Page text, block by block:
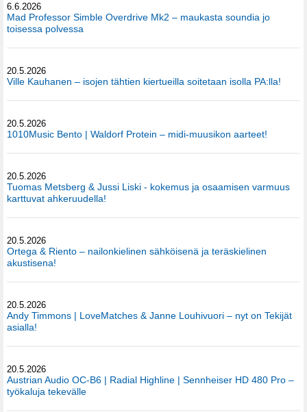
6.6.2026
Mad Professor Simble Overdrive Mk2 – maukasta soundia jo
toisessa polvessa
20.5.2026
Ville Kauhanen – isojen tähtien kiertueilla soitetaan isolla PA:lla!
20.5.2026
1010Music Bento | Waldorf Protein – midi-muusikon aarteet!
20.5.2026
Tuomas Metsberg & Jussi Liski - kokemus ja osaamisen varmuus
karttuvat ahkeruudella!
20.5.2026
Ortega & Riento – nailonkielinen sähköisenä ja teräskielinen
akustisena!
20.5.2026
Andy Timmons | LoveMatches & Janne Louhivuori – nyt on Tekijät
asialla!
20.5.2026
Austrian Audio OC-B6 | Radial Highline | Sennheiser HD 480 Pro –
työkaluja tekevälle